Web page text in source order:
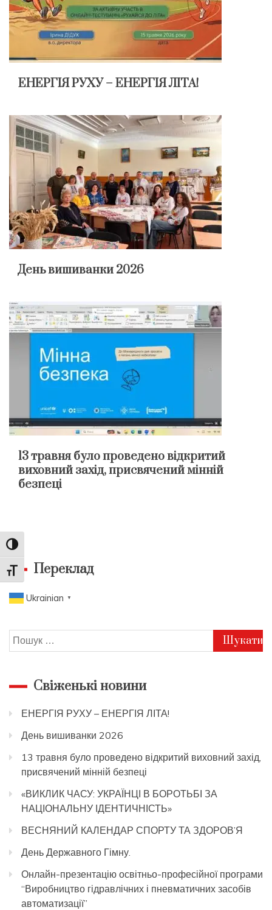
Toggle High Contrast
Toggle Font size
ЕНЕРГІЯ РУХУ – ЕНЕРГІЯ ЛІТА!
День вишиванки 2026
13 травня було проведено відкритий
виховний захід, присвячений мінній
безпеці
Переклад
Ukrainian ▼
Пошук:
Свіженькі новини
ЕНЕРГІЯ РУХУ – ЕНЕРГІЯ ЛІТА!
День вишиванки 2026
13 травня було проведено відкритий виховний захід,
присвячений мінній безпеці
«ВИКЛИК ЧАСУ: УКРАЇНЦІ В БОРОТЬБІ ЗА
НАЦІОНАЛЬНУ ІДЕНТИЧНІСТЬ»
ВЕСНЯНИЙ КАЛЕНДАР СПОРТУ ТА ЗДОРОВ’Я
День Державного Гімну.
Онлайн-презентацію освітньо-професійної програми
“Виробництво гідравлічних і пневматичних засобів
автоматизації”